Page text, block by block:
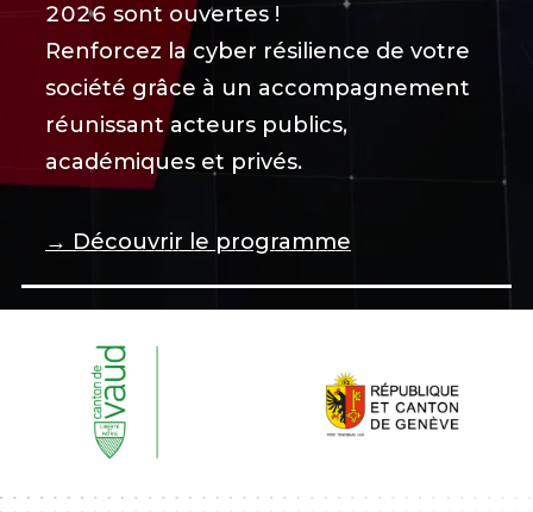
2026 sont ouvertes !
Renforcez la cyber résilience de votre
société grâce à un accompagnement
réunissant acteurs publics,
académiques et privés.
→ Découvrir le programme